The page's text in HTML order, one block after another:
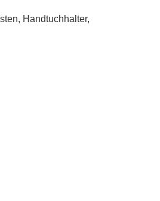
Handtuchhalter,